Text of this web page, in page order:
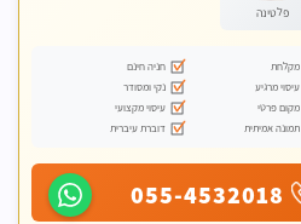
פלטינה
מקלחת
חניה חינם
עיסוי מרגיע
נקי ומסודר
מקום פרטי
עיסוי מקצועי
תמונה אמיתית
דוברת עיברית
055-4532018